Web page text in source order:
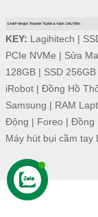
KEY: Lagihitech |
PCIe NVMe | Sửa
128GB| SSD 256GB
iRobot| Đồng Hồ
Samsung | RAM
Động | Foreo | Đồng
Máy hút bụi cầm tay